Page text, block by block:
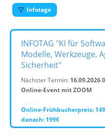
Infotage
INFOTAG "KI für
Modelle, Werkzeuge,
Sicherheit"
Nächster Termin: 16.09.2026
Online-Event mit ZOOM
Online-Frühbucherpreis:
danach: 199€